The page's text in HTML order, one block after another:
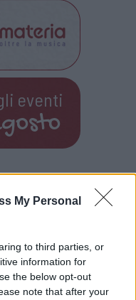
My Personal
to third parties, or
information for
the below opt-out
note that after your
eventi
in modo puntuale.